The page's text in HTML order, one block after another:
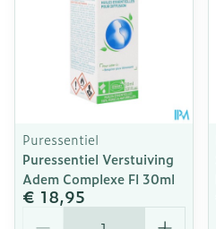
Puressentiel
Puressentiel Verstuiving
Adem Complexe Fl 30ml
€ 18,95